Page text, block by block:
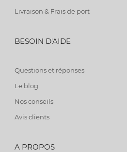
Livraison & Frais de port
BESOIN D'AIDE
Questions et réponses
Le blog
Nos conseils
Avis clients
A PROPOS